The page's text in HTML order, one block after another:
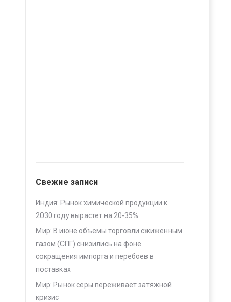
Свежие записи
Индия: Рынок химической продукции к
2030 году вырастет на 20-35%
Мир: В июне объемы торговли сжиженным
газом (СПГ) снизились на фоне
сокращения импорта и перебоев в
поставках
Мир: Рынок серы переживает затяжной
кризис